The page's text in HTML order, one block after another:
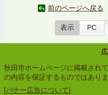
前のページへ戻る
表示 PC
秋田市ホームページに掲載され
の内容を保証するものではありま
[バナー広告について]